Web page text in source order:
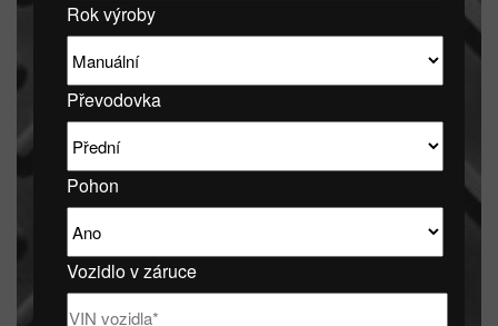
Rok výroby
Převodovka
Pohon
Vozidlo v záruce